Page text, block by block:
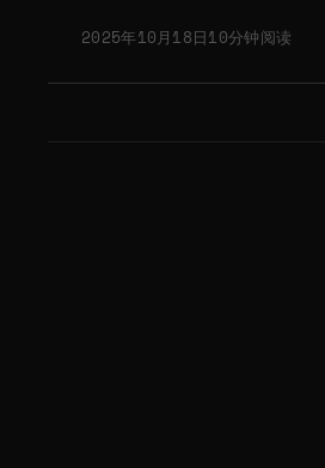
2025年10月18日10分钟阅读